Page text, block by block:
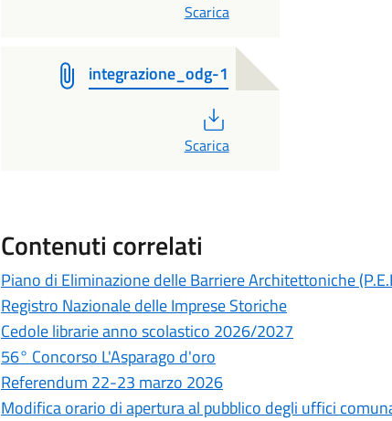
Scarica
integrazione_odg-1
Scarica
Contenuti correlati
Piano di Eliminazione delle Barriere Architettoniche
Registro Nazionale delle Imprese Storiche
Cedole librarie anno scolastico 2026/2027
56° Concorso L'Asparago d'oro
Referendum 22-23 marzo 2026
Modifica orario di apertura al pubblico degli uffici